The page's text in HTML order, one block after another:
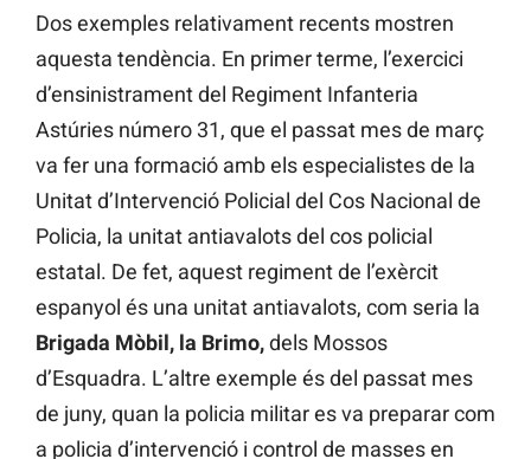
Dos exemples relativament recents mostren
aquesta tendència. En primer terme, l’exercici
d’ensinistrament del Regiment Infanteria
Astúries número 31, que el passat mes de març
va fer una formació amb els especialistes de la
Unitat d’Intervenció Policial del Cos Nacional de
Policia, la unitat antiavalots del cos policial
estatal. De fet, aquest regiment de l’exèrcit
espanyol és una unitat antiavalots, com seria la
Brigada Mòbil, la Brimo,dels Mossos
d’Esquadra. L’altre exemple és del passat mes
de juny, quan la policia militar es va preparar com
a policia d’intervenció i control de masses en